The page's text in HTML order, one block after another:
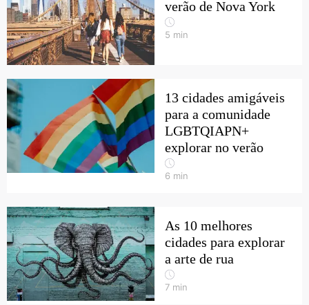
verão de Nova York
5 min
13 cidades amigáveis
para a comunidade
LGBTQIAPN+
explorar no verão
6 min
As 10 melhores
cidades para explorar
a arte de rua
7 min